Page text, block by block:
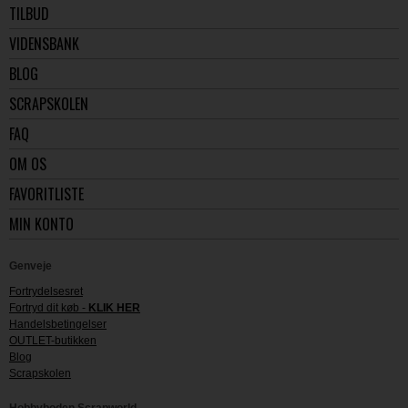
TILBUD
VIDENSBANK
BLOG
SCRAPSKOLEN
FAQ
OM OS
FAVORITLISTE
MIN KONTO
Genveje
Fortrydelsesret
Fortryd dit køb - KLIK HER
Handelsbetingelser
OUTLET-butikken
Blog
Scrapskolen